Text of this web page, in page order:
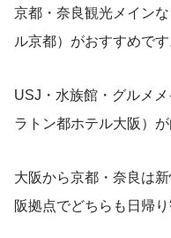
京都・奈良観光メイン
ル京都）がおすすめです
USJ・水族館・グルメ
ラトン都ホテル大阪）が
大阪から京都・奈良は
阪拠点でどちらも日帰